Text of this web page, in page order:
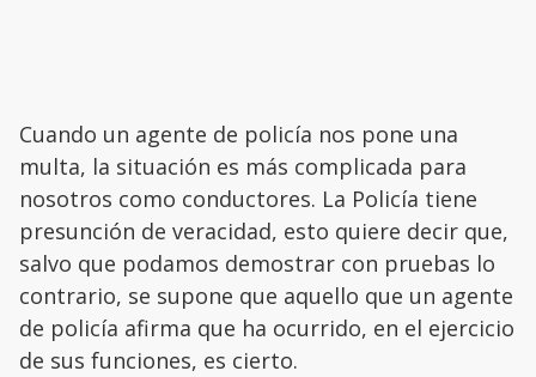
Cuando un agente de policía nos pone una
multa, la situación es más complicada para
nosotros como conductores. La Policía tiene
presunción de veracidad, esto quiere decir que,
salvo que podamos demostrar con pruebas lo
contrario, se supone que aquello que un agente
de policía afirma que ha ocurrido, en el ejercicio
de sus funciones, es cierto.